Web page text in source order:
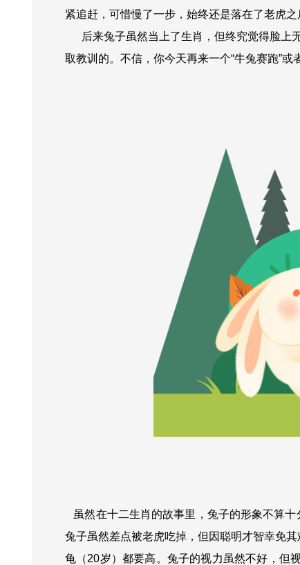
紧追赶，可惜慢了一步，始终还是落在了老虎
后来兔子虽然当上了生肖，但终究觉得脸上
取教训的。不信，你今天再来一个“牛兔赛跑”或
虽然在十二生肖的故事里，兔子的形象不算
兔子虽然差点被老虎吃掉，但因聪明才智幸免
龟（20岁）都要高。兔子的视力虽然不好，但